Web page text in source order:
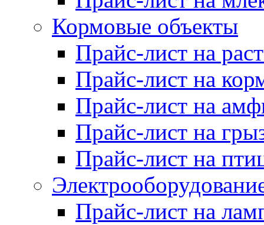
Кормовые объекты
Прайс-лист на
Прайс-лист на
Прайс-лист на
Прайс-лист на
Прайс-лист на
Прайс-лист на